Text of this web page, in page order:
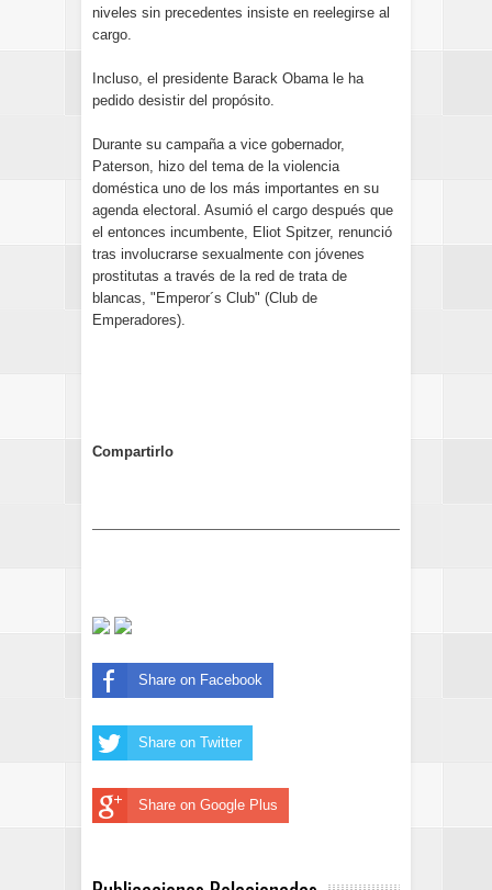
niveles sin precedentes insiste en reelegirse al
cargo.
Incluso, el presidente Barack Obama le ha
pedido desistir del propósito.
Durante su campaña a vice gobernador,
Paterson, hizo del tema de la violencia
doméstica uno de los más importantes en su
agenda electoral. Asumió el cargo después que
el entonces incumbente, Eliot Spitzer, renunció
tras involucrarse sexualmente con jóvenes
prostitutas a través de la red de trata de
blancas, "Emperor´s Club" (Club de
Emperadores).
Compartirlo
Share on Facebook
Share on Twitter
Share on Google Plus